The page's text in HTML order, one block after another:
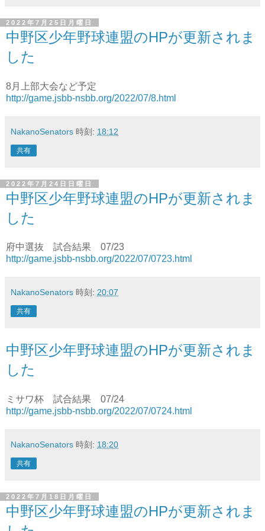
2022年7月25日月曜日
中野区少年野球連盟のHPが更新されま
した
8月上部大会など予定
http://game.jsbb-nsbb.org/2022/07/8.html
NakanoSenators 時刻: 18:12
共有
2022年7月24日日曜日
中野区少年野球連盟のHPが更新されま
した
府中選抜 試合結果 07/23
http://game.jsbb-nsbb.org/2022/07/0723.html
NakanoSenators 時刻: 20:07
共有
中野区少年野球連盟のHPが更新されま
した
ミサワ杯 試合結果 07/24
http://game.jsbb-nsbb.org/2022/07/0724.html
NakanoSenators 時刻: 18:20
共有
2022年7月18日月曜日
中野区少年野球連盟のHPが更新されま